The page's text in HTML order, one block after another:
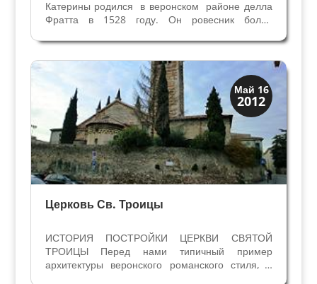
Катерины родился в веронском районе делла
Фратта в 1528 году. Он ровесник более
Веронезе. По мнению Джорджио Вазари, ученик
веронца Франческо Торбидо (как и он
Май 16
2012
Скрытая Верона
Церкви
Церковь Св. Троицы
ИСТОРИЯ ПОСТРОЙКИ ЦЕРКВИ СВЯТОЙ
ТРОИЦЫ Перед нами типичный пример
архитектуры веронского романского стиля, с